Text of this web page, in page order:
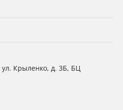
ул. Крыленко, д. 3Б, БЦ